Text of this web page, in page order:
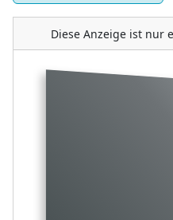
Diese Anzeige ist nur